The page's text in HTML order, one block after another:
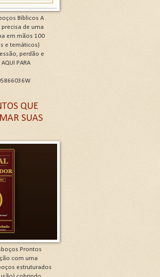
Bíblicos A
de uma
em mãos 100
e temáticos)
perdão e
PARA
QUE
SUAS
Prontos
com uma
estruturados